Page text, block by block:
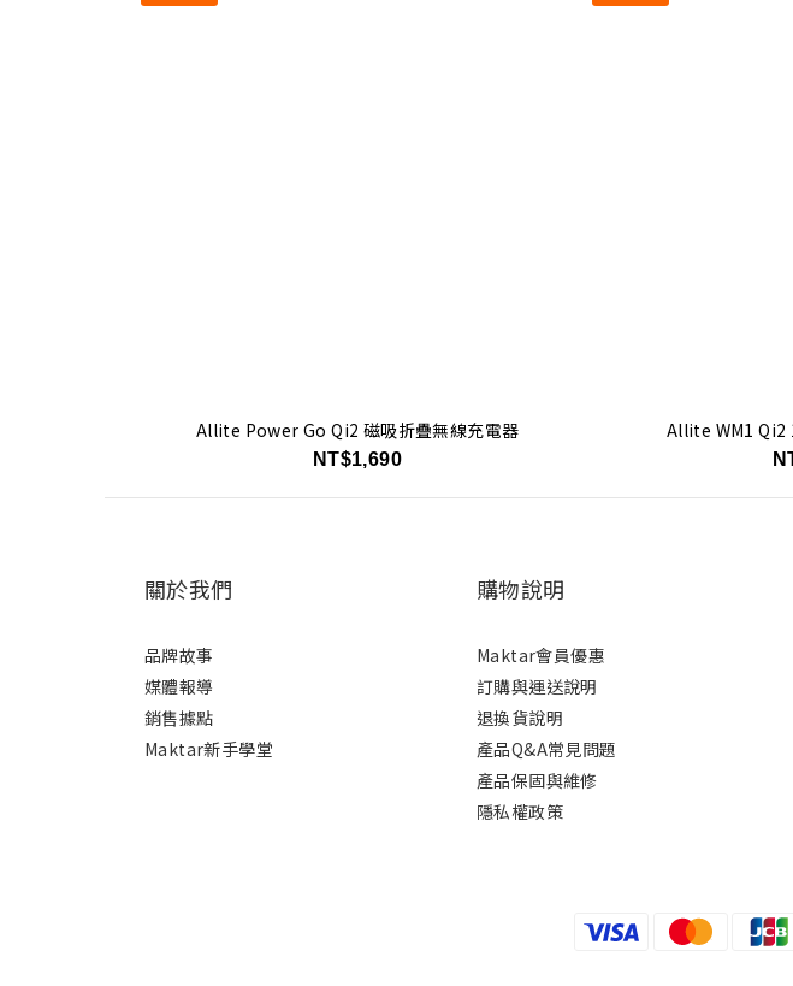
Allite Power Go Qi2 磁吸折疊無線充電器
NT$1,690
Allite WM1 Qi2
關於我們
品牌故事
媒體報導
銷售據點
Maktar新手學堂
購物說明
Maktar會員優惠
訂購與運送說明
退換貨說明
產品Q&A常見問題
產品保固與維修
隱私權政策